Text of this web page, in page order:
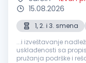
15.08.2026
1, 2. i 3. smena
...i izveštavanje
usklađenosti sa
pružanja podrške i